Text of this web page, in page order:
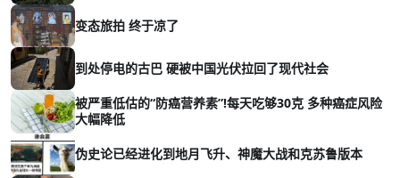
变态旅拍 终于凉了
到处停电的古巴 硬被中国光伏拉回了现代社会
被严重低估的“防癌营养素”!每天吃够30克 多种癌症风险
大幅降低
伪史论已经进化到地月飞升、神魔大战和克苏鲁版本